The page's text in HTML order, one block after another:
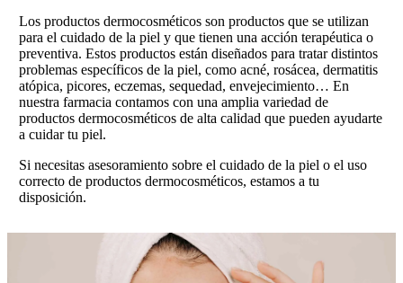
Los productos dermocosméticos son productos que se utilizan
para el cuidado de la piel y que tienen una acción terapéutica o
preventiva. Estos productos están diseñados para tratar distintos
problemas específicos de la piel, como acné, rosácea, dermatitis
atópica, picores, eczemas, sequedad, envejecimiento… En
nuestra farmacia contamos con una amplia variedad de
productos dermocosméticos de alta calidad que pueden ayudarte
a cuidar tu piel.
Si necesitas asesoramiento sobre el cuidado de la piel o el uso
correcto de productos dermocosméticos, estamos a tu
disposición.